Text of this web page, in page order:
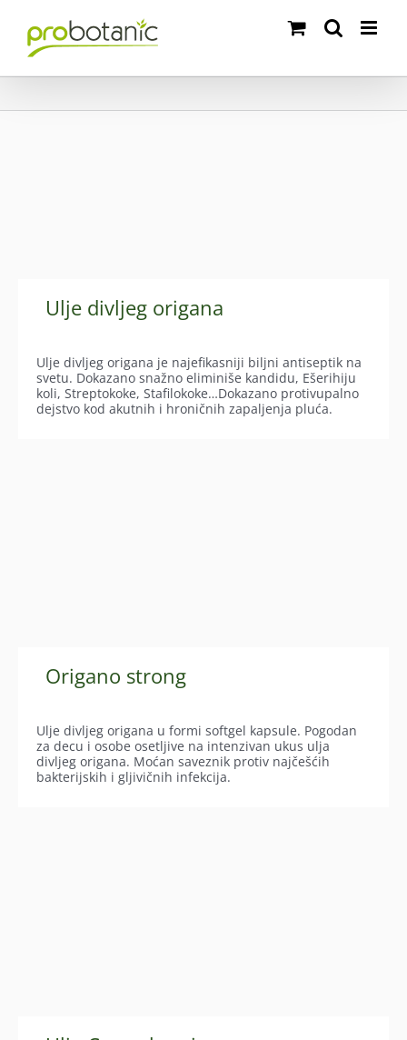
content
Ulje divljeg origana
Ulje divljeg origana je najefikasniji biljni antiseptik na
svetu. Dokazano snažno eliminiše kandidu, Ešerihiju
koli, Streptokoke, Stafilokoke…Dokazano protivupalno
dejstvo kod akutnih i hroničnih zapaljenja pluća.
Origano strong
Ulje divljeg origana u formi softgel kapsule. Pogodan
za decu i osobe osetljive na intenzivan ukus ulja
divljeg origana. Moćan saveznik protiv najčešćih
bakterijskih i gljivičnih infekcija.